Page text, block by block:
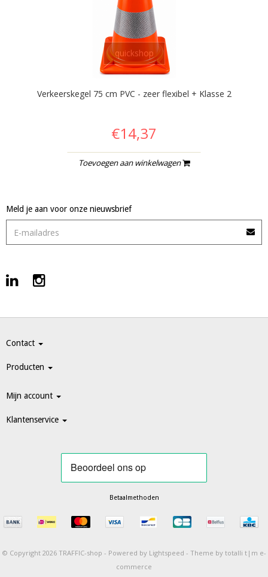
quickshop
Verkeerskegel 75 cm PVC - zeer flexibel + Klasse 2
€14,37
Toevoegen aan winkelwagen
Meld je aan voor onze nieuwsbrief
Contact
Producten
Mijn account
Klantenservice
Betaalmethoden
© Copyright 2026 TRAFFIC-shop - Powered by Lightspeed - Theme by totalli t|m e-
commerce